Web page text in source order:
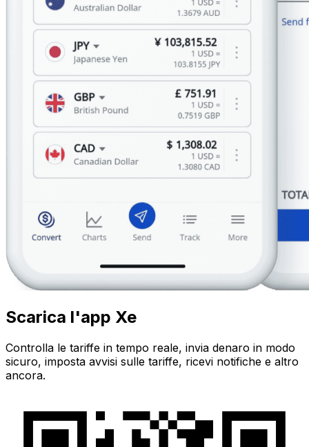
Scarica l'app Xe
Controlla le tariffe in tempo reale, invia denaro in modo
sicuro, imposta avvisi sulle tariffe, ricevi notifiche e altro
ancora.